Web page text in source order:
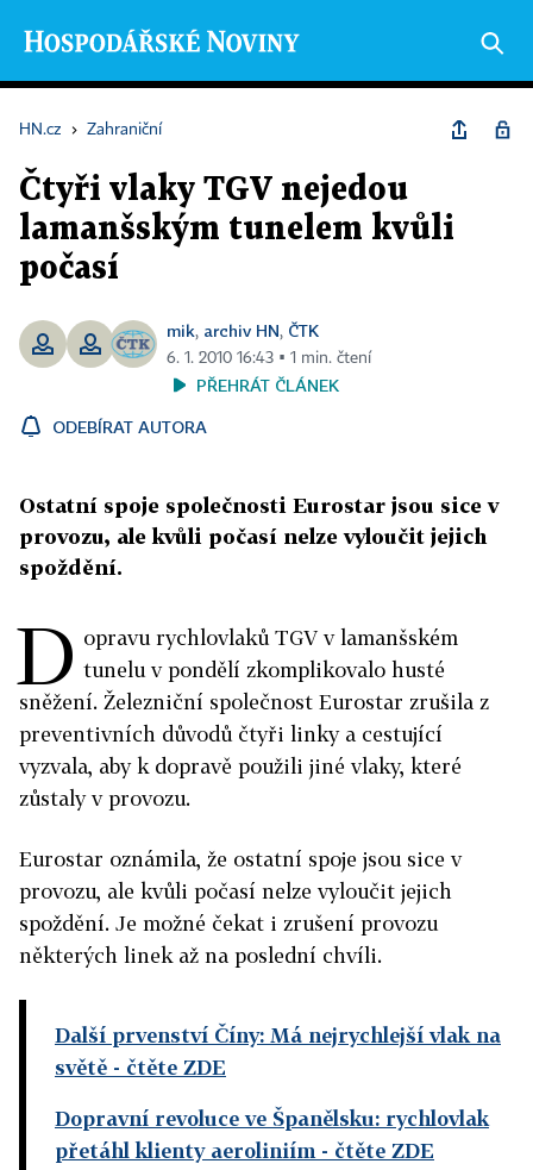
HN.cz › Zahraniční
Čtyři vlaky TGV nejedou
lamanšským tunelem kvůli
počasí
mik, archiv HN, ČTK
6. 1. 2010 16:43 ▪ 1 min. čtení
PŘEHRÁT ČLÁNEK
ODEBÍRAT AUTORA
Ostatní spoje společnosti Eurostar jsou sice v
provozu, ale kvůli počasí nelze vyloučit jejich
spoždění.
D opravu rychlovlaků TGV v lamanšském
tunelu v pondělí zkomplikovalo husté
sněžení. Železniční společnost Eurostar zrušila z
preventivních důvodů čtyři linky a cestující
vyzvala, aby k dopravě použili jiné vlaky, které
zůstaly v provozu.
Eurostar oznámila, že ostatní spoje jsou sice v
provozu, ale kvůli počasí nelze vyloučit jejich
spoždění. Je možné čekat i zrušení provozu
některých linek až na poslední chvíli.
Další prvenství Číny: Má nejrychlejší vlak na
světě - čtěte ZDE
Dopravní revoluce ve Španělsku: rychlovlak
přetáhl klienty aeroliniím - čtěte ZDE